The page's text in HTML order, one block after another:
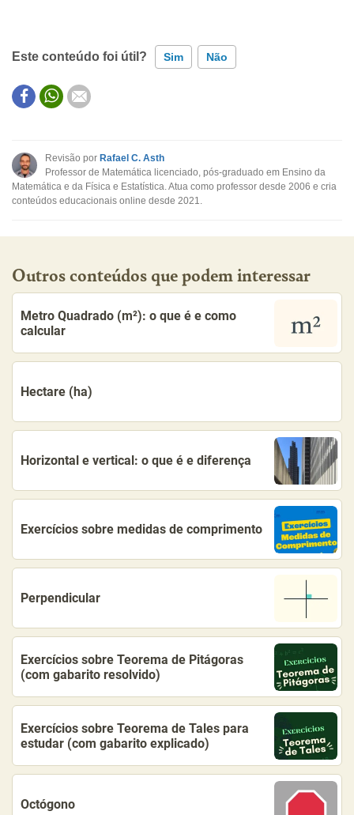
Este conteúdo foi útil? Sim Não
Este conteúdo não tem a informação que procuro
Outro
Revisão por Rafael C. Asth
Professor de Matemática licenciado, pós-graduado em Ensino da
Matemática e da Física e Estatística. Atua como professor desde 2006 e cria
conteúdos educacionais online desde 2021.
Outros conteúdos que podem interessar
Metro Quadrado (m²): o que é e como
calcular
Hectare (ha)
Horizontal e vertical: o que é e diferença
Exercícios sobre medidas de comprimento
Perpendicular
Exercícios sobre Teorema de Pitágoras
(com gabarito resolvido)
Exercícios sobre Teorema de Tales para
estudar (com gabarito explicado)
Octógono